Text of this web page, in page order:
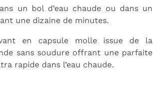
un bol d’eau chaude ou dans un
une dizaine de minutes.
en capsule molle issue de la
sans soudure offrant une parfaite
rapide dans l’eau chaude.